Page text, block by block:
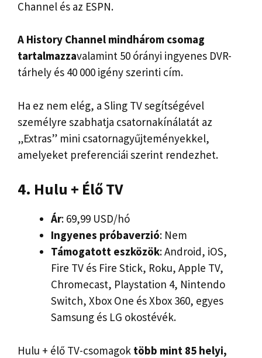
Channel és az ESPN.
A History Channel mindhárom csomag
tartalmazzavalamint 50 órányi ingyenes DVR-
tárhely és 40 000 igény szerinti cím.
Ha ez nem elég, a Sling TV segítségével
személyre szabhatja csatornakínálatát az
„Extras” mini csatornagyűjteményekkel,
amelyeket preferenciái szerint rendezhet.
4. Hulu + Élő TV
Ár: 69,99 USD/hó
Ingyenes próbaverzió: Nem
Támogatott eszközök: Android, iOS,
Fire TV és Fire Stick, Roku, Apple TV,
Chromecast, Playstation 4, Nintendo
Switch, Xbox One és Xbox 360, egyes
Samsung és LG okostévék.
Hulu + élő TV-csomagok több mint 85 helyi,